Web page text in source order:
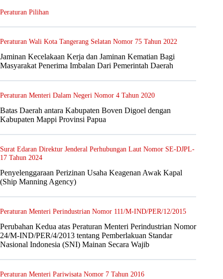
Peraturan Pilihan
Peraturan Wali Kota Tangerang Selatan Nomor 75 Tahun 2022
Jaminan Kecelakaan Kerja dan Jaminan Kematian Bagi
Masyarakat Penerima Imbalan Dari Pemerintah Daerah
Peraturan Menteri Dalam Negeri Nomor 4 Tahun 2020
Batas Daerah antara Kabupaten Boven Digoel dengan
Kabupaten Mappi Provinsi Papua
Surat Edaran Direktur Jenderal Perhubungan Laut Nomor SE-DJPL-
17 Tahun 2024
Penyelenggaraan Perizinan Usaha Keagenan Awak Kapal
(Ship Manning Agency)
Peraturan Menteri Perindustrian Nomor 111/M-IND/PER/12/2015
Perubahan Kedua atas Peraturan Menteri Perindustrian Nomor
24/M-IND/PER/4/2013 tentang Pemberlakuan Standar
Nasional Indonesia (SNI) Mainan Secara Wajib
Peraturan Menteri Pariwisata Nomor 7 Tahun 2016